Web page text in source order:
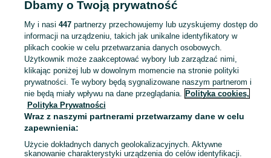
Zobacz Więcej
Aktualne oferty z kategorii Budowa i Remont w Warszawa blisko Ciebie ➤ Kupuj nowe lub używane w dobrej cenie, przeglądaj lokalne ogłoszenia ☝ Szybkie kupno i sprzedaż na OLX.pl
Mapa kategorii
Mapa miejscowości
Mapa ministron
Popularne wyszukiwania
Dbamy o Twoją prywatność
My i nasi 447partnerzy przechowujemy lub uzyskujemy dostęp do
informacji na urządzeniu, takich jak unikalne identyfikatory w
plikach cookie w celu przetwarzania danych osobowych.
Użytkownik może zaakceptować wybory lub zarządzać nimi,
klikając poniżej lub w dowolnym momencie na stronie polityki
prywatności. Te wybory będą sygnalizowane naszym partnerom i
nie będą miały wpływu na dane przeglądania. Polityka cookies,
Polityka Prywatności
Wraz z naszymi partnerami przetwarzamy dane w celu
zapewnienia:
Użycie dokładnych danych geolokalizacyjnych. Aktywne
skanowanie charakterystyki urządzenia do celów identyfikacji.